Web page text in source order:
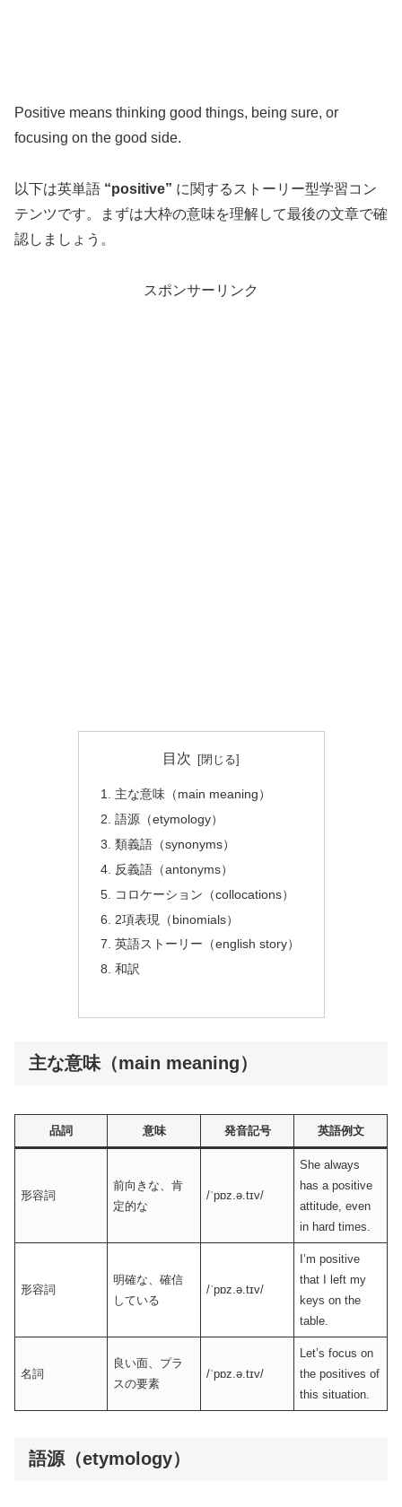
Positive means thinking good things, being sure, or
focusing on the good side.
以下は英単語 “positive” に関するストーリー型学習コン
テンツです。まずは大枠の意味を理解して最後の文章で確
認しましょう。
スポンサーリンク
目次
主な意味（main meaning）
語源（etymology）
類義語（synonyms）
反義語（antonyms）
コロケーション（collocations）
2項表現（binomials）
英語ストーリー（english story）
和訳
主な意味（main meaning）
品詞 意味 発音記号 英語例文
形容詞
前向きな、肯
定的な
/ˈpɒz.ə.tɪv/
She always
has a positive
attitude, even
in hard times.
形容詞
明確な、確信
している
/ˈpɒz.ə.tɪv/
I’m positive
that I left my
keys on the
table.
名詞
良い面、プラ
スの要素
/ˈpɒz.ə.tɪv/
Let’s focus on
the positives of
this situation.
語源（etymology）